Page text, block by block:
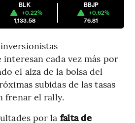
BLK
+0.22%
1,133.58
BBJP
+0.62%
76.81
cada vez más por
el alza de la bolsa del
subidas de las tasas
frenar el rally.
por la falta de